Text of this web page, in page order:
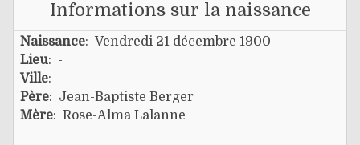
Informations sur la naissance
Naissance: Vendredi 21 décembre 1900
Lieu: -
Ville: -
Père: Jean-Baptiste Berger
Mère: Rose-Alma Lalanne